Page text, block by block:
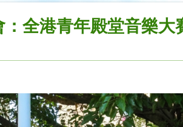
全港青年殿堂音樂大